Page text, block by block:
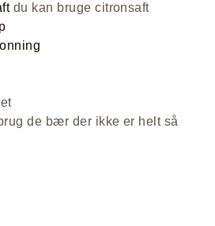
du kan bruge citronsaft
de bær der ikke er helt så